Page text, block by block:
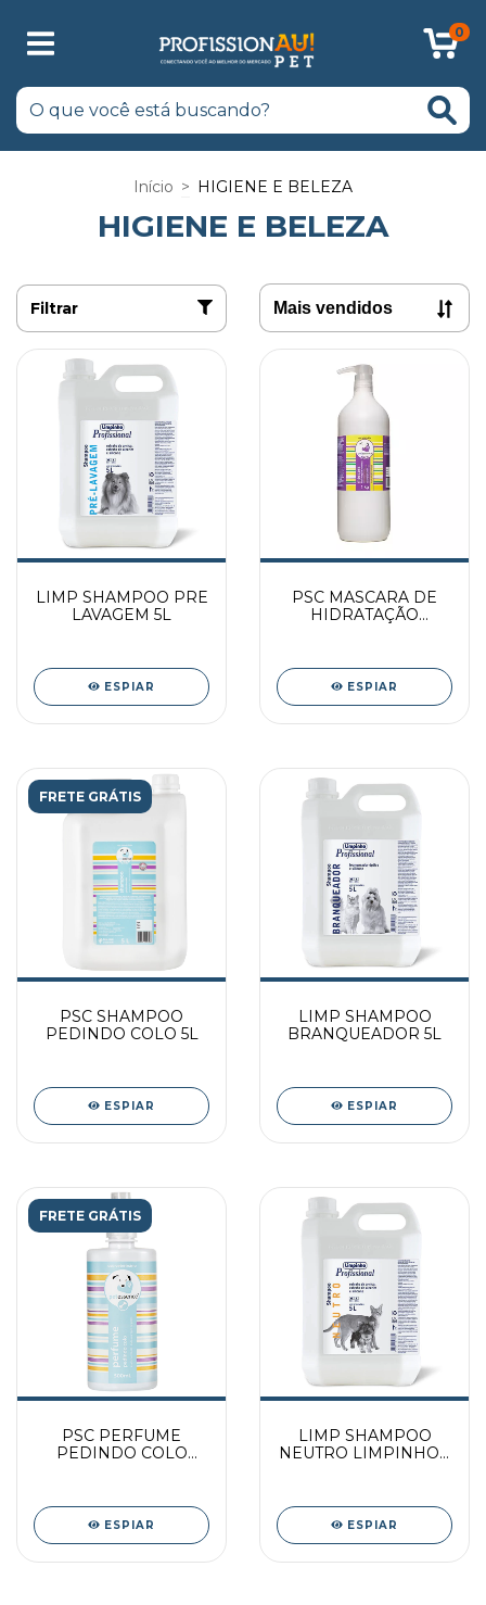
0
Início > HIGIENE E BELEZA
HIGIENE E BELEZA
Filtrar
LIMP SHAMPOO PRE
LAVAGEM 5L
ESPIAR
PSC MASCARA DE
HIDRATAÇÃO
ESPIAR
FRETE GRÁTIS
PSC SHAMPOO
PEDINDO COLO 5L
ESPIAR
LIMP SHAMPOO
BRANQUEADOR 5L
ESPIAR
FRETE GRÁTIS
PSC PERFUME
PEDINDO COLO
ESPIAR
LIMP SHAMPOO
NEUTRO LIMPINHO 5
ESPIAR